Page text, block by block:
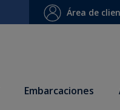
Área de
Embarcaciones